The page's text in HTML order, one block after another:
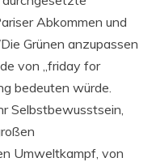
Abkommen und
Grünen anzupassen
von „friday for
bedeuten würde.
Selbstbewusstsein,
Umweltkampf, von